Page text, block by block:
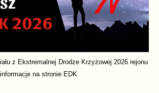
z Ekstremalnej Drodze Krzyżowej 2026 rejonu
na stronie EDK